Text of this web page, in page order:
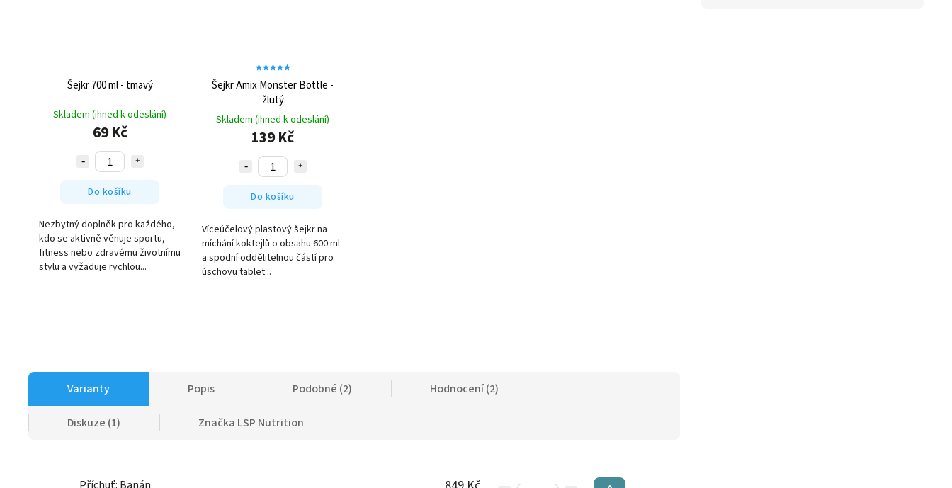
Šejkr 700 ml - tmavý
Skladem (ihned k odeslání)
69 Kč
Do košíku
Nezbytný doplněk pro každého,
kdo se aktivně věnuje sportu,
fitness nebo zdravému životnímu
stylu a vyžaduje rychlou...
Šejkr Amix Monster Bottle -
žlutý
Skladem (ihned k odeslání)
139 Kč
Do košíku
Víceúčelový plastový šejkr na
míchání koktejlů o obsahu 600 ml
a spodní oddělitelnou částí pro
úschovu tablet...
Varianty Popis Podobné (2) Hodnocení (2)
Diskuze (1) Značka LSP Nutrition